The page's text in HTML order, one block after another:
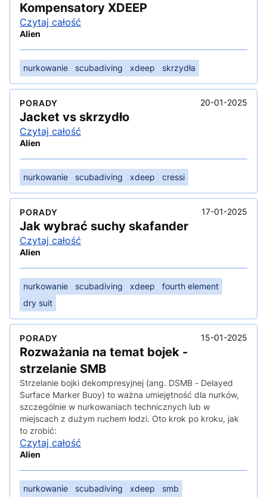
Kompensatory XDEEP
Czytaj całość
Alien
nurkowanie scubadiving xdeep skrzydła
PORADY 20-01-2025
Jacket vs skrzydło
Czytaj całość
Alien
nurkowanie scubadiving xdeep cressi
PORADY 17-01-2025
Jak wybrać suchy skafander
Czytaj całość
Alien
nurkowanie scubadiving xdeep
fourth element
dry suit
PORADY 15-01-2025
Rozważania na temat bojek -
strzelanie SMB
Strzelanie bojki dekompresyjnej (ang. DSMB - Delayed
Surface Marker Buoy) to ważna umiejętność dla nurków,
szczególnie w nurkowaniach technicznych lub w
miejscach z dużym ruchem łodzi. Oto krok po kroku, jak
to zrobić:
Czytaj całość
Alien
nurkowanie scubadiving xdeep smb